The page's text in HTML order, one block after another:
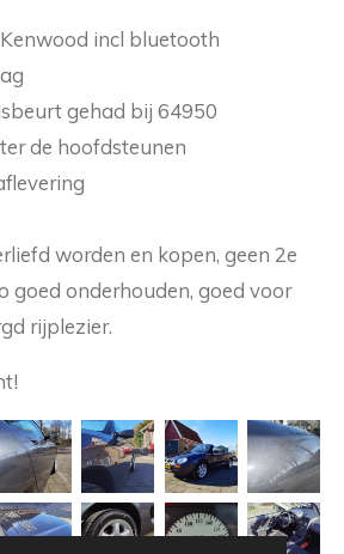
incl bluetooth
gehad bij 64950
de hoofdsteunen
worden en kopen, geen 2e
goed onderhouden, goed voor
rijplezier.